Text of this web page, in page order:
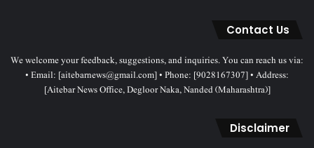
Contact Us
We welcome your feedback, suggestions, and inquiries. You can reach us via:
• Email: [aitebarnews@gmail.com] • Phone: [9028167307] • Address:
[Aitebar News Office, Degloor Naka, Nanded (Maharashtra)]
Disclaimer